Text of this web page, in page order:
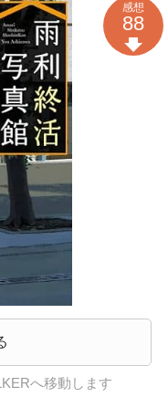
へ移動します
感想
88